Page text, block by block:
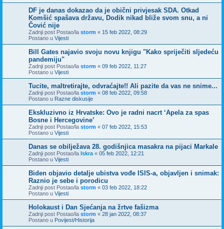
DF je danas dokazao da je obični privjesak SDA. Otkad
Komšić spašava državu, Dodik nikad bliže svom snu, a ni
Čović nije
Zadnji post Postao/la storm « 15 feb 2022, 08:29
Postano u Vijesti
Bill Gates najavio svoju novu knjigu "Kako spriječiti sljedeću
pandemiju"
Zadnji post Postao/la storm « 09 feb 2022, 11:27
Postano u Vijesti
Tucite, maltretirajte, odvraćajte!! Ali pazite da vas ne snime...
Zadnji post Postao/la storm « 08 feb 2022, 09:58
Postano u Razne diskusije
Ekskluzivno iz Hrvatske: Ovo je radni nacrt ‘Apela za spas
Bosne i Hercegovine’
Zadnji post Postao/la storm « 07 feb 2022, 15:53
Postano u Vijesti
Danas se obilježava 28. godišnjica masakra na pijaci Markale
Zadnji post Postao/la Iskra « 05 feb 2022, 12:21
Postano u Vijesti
Biden objavio detalje ubistva vođe ISIS-a, objavljen i snimak:
Raznio je sebe i porodicu
Zadnji post Postao/la storm « 03 feb 2022, 18:22
Postano u Vijesti
Holokaust i Dan Sjećanja na žrtve fašizma
Zadnji post Postao/la storm « 28 jan 2022, 08:37
Postano u Povijest/Historija